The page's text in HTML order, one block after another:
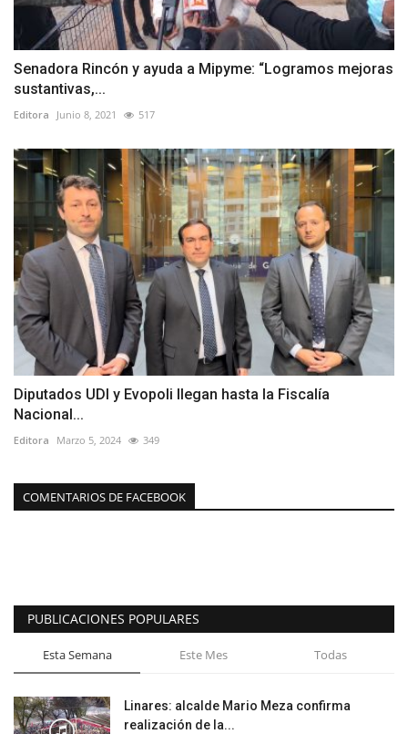
Senadora Rincón y ayuda a Mipyme: “Logramos mejoras
sustantivas,...
Editora Junio 8, 2021 517
Diputados UDI y Evopoli llegan hasta la Fiscalía
Nacional...
Editora Marzo 5, 2024 349
COMENTARIOS DE FACEBOOK
PUBLICACIONES POPULARES
Esta Semana Este Mes Todas
Linares: alcalde Mario Meza confirma
realización de la...